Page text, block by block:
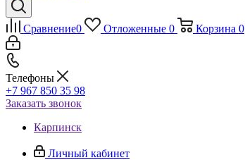
Сравнение0 Отложенные 0 Корзина 0
Телефоны
+7 967 850 35 98
Заказать звонок
Карпинск
Личный кабинет